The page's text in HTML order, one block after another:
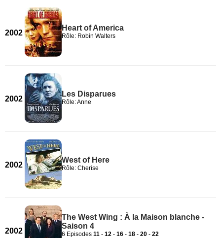
2002
Heart of America
Rôle: Robin Walters
2002
Les Disparues
Rôle: Anne
2002
West of Here
Rôle: Cherise
2002
The West Wing : À la Maison blanche -
Saison 4
6 Episodes 11 - 12 - 16 - 18 - 20 - 22